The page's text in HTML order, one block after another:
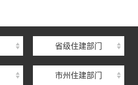
省级住建部门
心
湖北省建设工程质量安全监督总站
湖北省建设工程标准定额管理总站 市州住建部门